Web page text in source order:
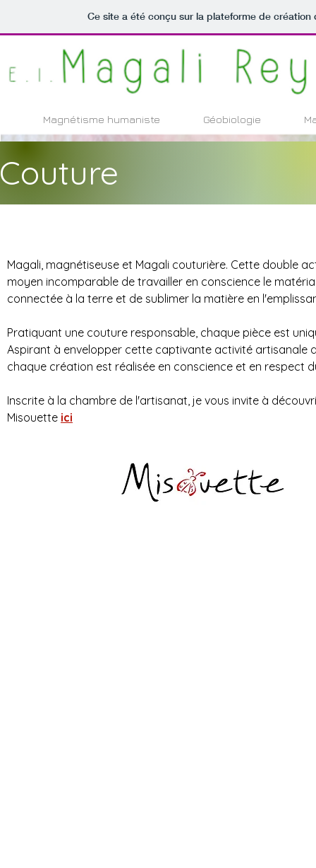
Ce site a été conçu sur la plateforme de
Magnétisme humaniste Géobiologie
Couture
Magali, magnétiseuse et Magali couturière. Cette double
moyen incomparable de travailler en conscience le
connectée à la terre et de sublimer la matière en
Pratiquant une couture responsable, chaque pièce est
Aspirant à envelopper cette captivante activité artisanale
chaque création est réalisée en conscience et en respect
Inscrite à la chambre de l'artisanat, je vous invite à
Misouette ici